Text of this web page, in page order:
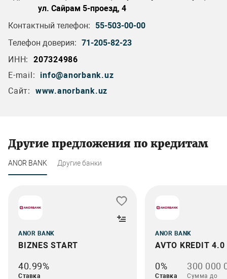
ул. Сайрам 5-проезд, 4
Контактный телефон:
55-503-00-00
Телефон доверия: 71-205-82-23
ИНН:
207324986
E-mail:
info@anorbank.uz
Сайт:
www.anorbank.uz
Другие предложения по кредитам
ANOR BANK Другие банки
ANOR BANK
BIZNES START
40.99%
Ставка
ANOR BANK
AVTO KREDIT 4.0
0%
Ставка
300 000
Сумма до